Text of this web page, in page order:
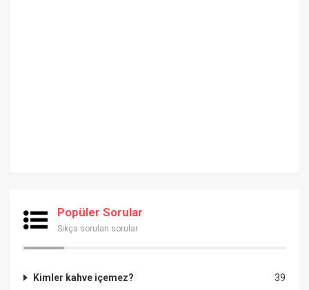
Popüler Sorular
Sıkça sorulan sorular
39
Kimler kahve içemez?